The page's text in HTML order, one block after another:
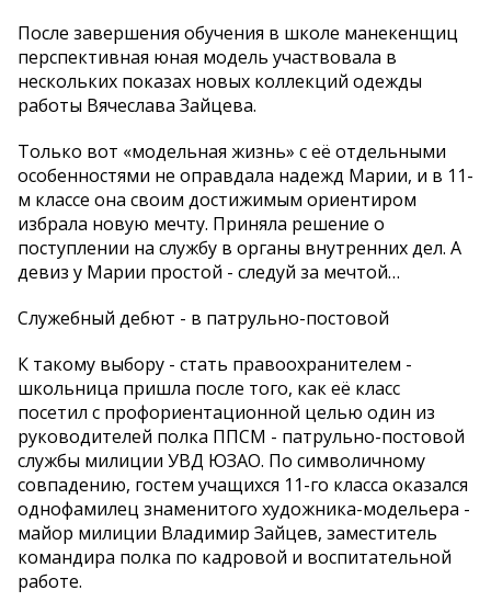
После завершения обучения в школе манекенщиц
перспективная юная модель участвовала в
нескольких показах новых коллекций одежды
работы Вячеслава Зайцева.
Только вот «модельная жизнь» с её отдельными
особенностями не оправдала надежд Марии, и в 11-
м классе она своим достижимым ориентиром
избрала новую мечту. Приняла решение о
поступлении на службу в органы внутренних дел. А
девиз у Марии простой - следуй за мечтой…
Служебный дебют - в патрульно-постовой
К такому выбору - стать правоохранителем -
школьница пришла после того, как её класс
посетил с профориентационной целью один из
руководителей полка ППСМ - патрульно-постовой
службы милиции УВД ЮЗАО. По символичному
совпадению, гостем учащихся 11-го класса оказался
однофамилец знаменитого художника-модельера -
майор милиции Владимир Зайцев, заместитель
командира полка по кадровой и воспитательной
работе.